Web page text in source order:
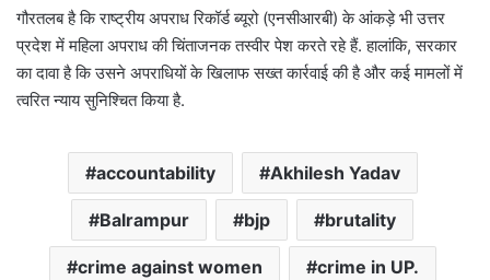
गौरतलब है कि राष्ट्रीय अपराध रिकॉर्ड ब्यूरो (एनसीआरबी) के आंकड़े भी उत्तर
प्रदेश में महिला अपराध की चिंताजनक तस्वीर पेश करते रहे हैं. हालांकि, सरकार
का दावा है कि उसने अपराधियों के खिलाफ सख्त कार्रवाई की है और कई मामलों में
त्वरित न्याय सुनिश्चित किया है.
accountability Akhilesh Yadav
Balrampur bjp brutality
crime against women crime in UP.